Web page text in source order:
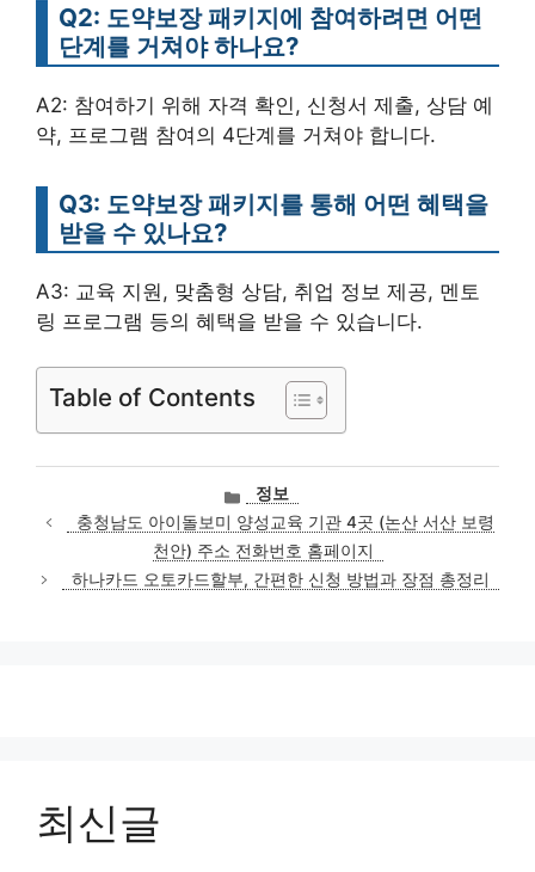
Q2: 도약보장 패키지에 참여하려면 어떤
단계를 거쳐야 하나요?
A2: 참여하기 위해 자격 확인, 신청서 제출, 상담 예
약, 프로그램 참여의 4단계를 거쳐야 합니다.
Q3: 도약보장 패키지를 통해 어떤 혜택을
받을 수 있나요?
A3: 교육 지원, 맞춤형 상담, 취업 정보 제공, 멘토
링 프로그램 등의 혜택을 받을 수 있습니다.
Table of Contents
카
테
고
리
정보
충청남도 아이돌보미 양성교육 기관 4곳 (논산 서산 보령
천안) 주소 전화번호 홈페이지
하나카드 오토카드할부, 간편한 신청 방법과 장점 총정리
최신글